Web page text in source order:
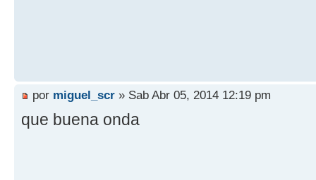
por miguel_scr » Sab Abr 05, 2014 12:19 pm
que buena onda